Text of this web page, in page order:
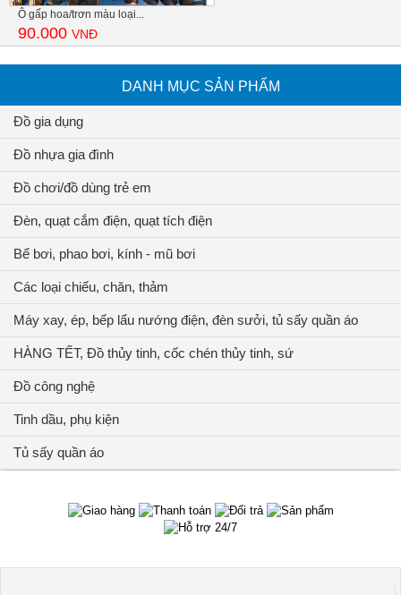
Ô gấp hoa/trơn màu loại...
90.000 VNĐ
DANH MỤC SẢN PHẨM
Đồ gia dụng
Đồ nhựa gia đình
Đồ chơi/đồ dùng trẻ em
Đèn, quạt cắm điện, quạt tích điện
Bể bơi, phao bơi, kính - mũ bơi
Các loại chiếu, chăn, thảm
Máy xay, ép, bếp lẩu nướng điện, đèn sưởi, tủ sấy quần áo
HÀNG TẾT, Đồ thủy tinh, cốc chén thủy tinh, sứ
Đồ công nghệ
Tinh dầu, phụ kiện
Tủ sấy quần áo